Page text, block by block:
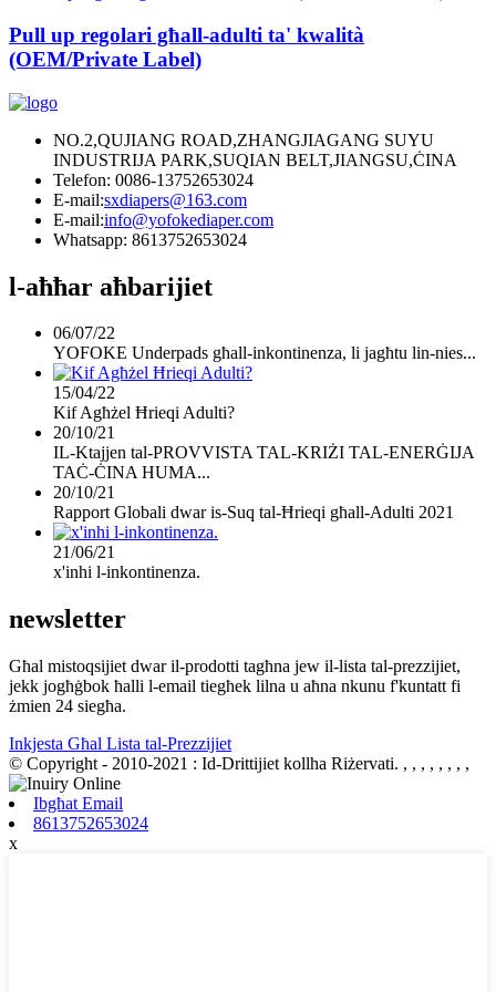
Pull up regolari għall-adulti ta' kwalità
(OEM/Private Label)
NO.2,QUJIANG ROAD,ZHANGJIAGANG SUYU
INDUSTRIJA PARK,SUQIAN BELT,JIANGSU,ĊINA
Telefon: 0086-13752653024
E-mail:sxdiapers@163.com
E-mail:info@yofokediaper.com
Whatsapp: 8613752653024
l-aħħar aħbarijiet
06/07/22
YOFOKE Underpads għall-inkontinenza, li jagħtu lin-nies...
15/04/22
Kif Agħżel Ħrieqi Adulti?
20/10/21
IL-Ktajjen tal-PROVVISTA TAL-KRIŻI TAL-ENERĠIJA
TAĊ-ĊINA HUMA...
20/10/21
Rapport Globali dwar is-Suq tal-Ħrieqi għall-Adulti 2021
21/06/21
x'inhi l-inkontinenza.
newsletter
Għal mistoqsijiet dwar il-prodotti tagħna jew il-lista tal-prezzijiet,
jekk jogħġbok ħalli l-email tiegħek lilna u aħna nkunu f'kuntatt fi
żmien 24 siegħa.
Inkjesta Għal Lista tal-Prezzijiet
© Copyright - 2010-2021 : Id-Drittijiet kollha Riżervati. , , , , , , , ,
Ibgħat Email
8613752653024
x